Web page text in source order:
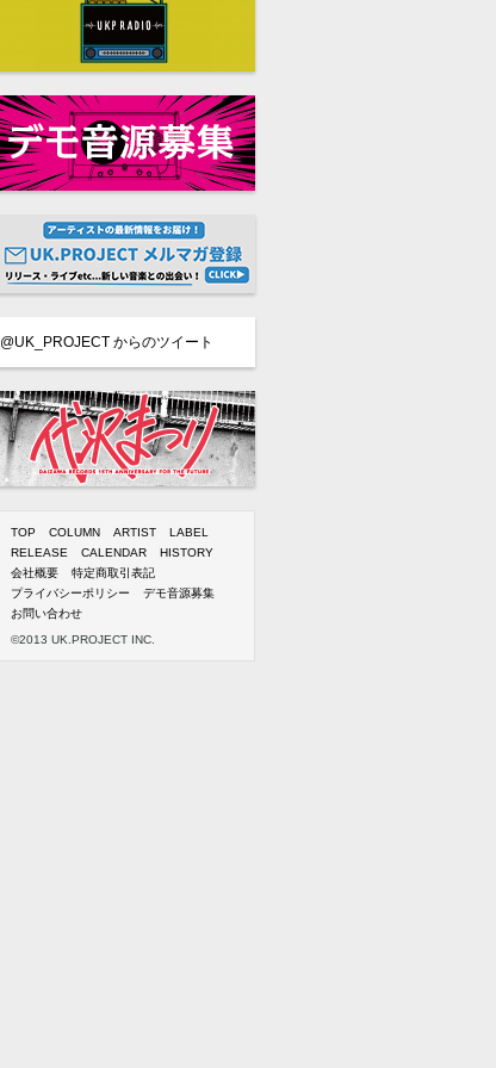
@UK_PROJECT からのツイート
TOP COLUMN ARTIST
LABEL
RELEASE
CALENDAR
HISTORY
会社概要
特定商取引表記
プライバシーポリシー
デモ音源募集
お問い合わせ
©2013 UK.PROJECT INC.